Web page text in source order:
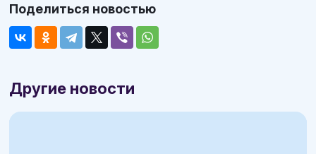
Поделиться новостью
Другие новости